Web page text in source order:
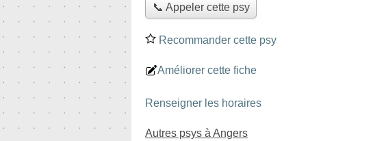
📞 Appeler cette psy
Recommander cette psy
Améliorer cette fiche
Renseigner les horaires
Autres psys à Angers